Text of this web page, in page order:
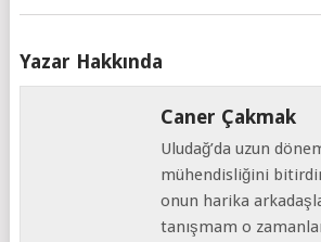
Yazar Hakkında
Caner Çakmak
Uludağ’da uzun
mühendisliğini
onun harika
tanışmam o